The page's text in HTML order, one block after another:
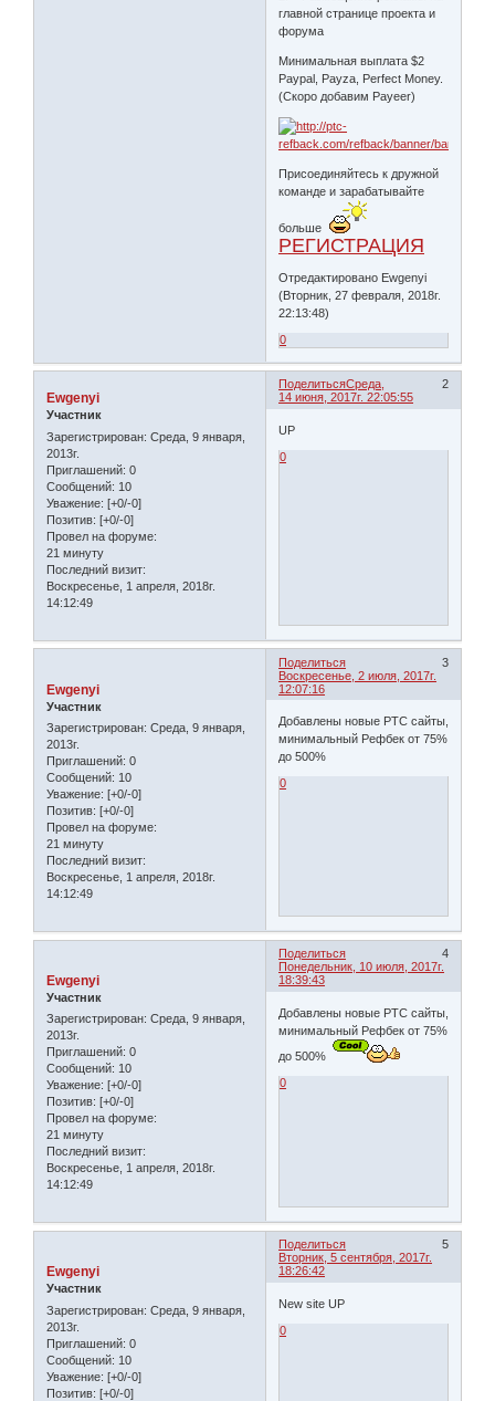
главной странице проекта и
форума
Минимальная выплата $2
Paypal, Payza, Perfect Money.
(Скоро добавим Payeer)
Присоединяйтесь к дружной
команде и зарабатывайте
больше
РЕГИСТРАЦИЯ
Отредактировано Ewgenyi
(Вторник, 27 февраля, 2018г.
22:13:48)
0
Поделиться 2
Среда,
14 июня, 2017г. 22:05:55
Ewgenyi
Участник
Зарегистрирован: Среда, 9 января,
2013г.
Приглашений: 0
Сообщений: 10
Уважение: [+0/-0]
Позитив: [+0/-0]
Провел на форуме:
21 минуту
Последний визит:
Воскресенье, 1 апреля, 2018г.
14:12:49
UP
0
Поделиться
3
Воскресенье, 2 июля, 2017г.
12:07:16
Ewgenyi
Участник
Зарегистрирован: Среда, 9 января,
2013г.
Приглашений: 0
Сообщений: 10
Уважение: [+0/-0]
Позитив: [+0/-0]
Провел на форуме:
21 минуту
Последний визит:
Воскресенье, 1 апреля, 2018г.
14:12:49
Добавлены новые PTC сайты,
минимальный Рефбек от 75%
до 500%
0
Поделиться
4
Понедельник, 10 июля, 2017г.
18:39:43
Ewgenyi
Участник
Зарегистрирован: Среда, 9 января,
2013г.
Приглашений: 0
Сообщений: 10
Уважение: [+0/-0]
Позитив: [+0/-0]
Провел на форуме:
21 минуту
Последний визит:
Воскресенье, 1 апреля, 2018г.
14:12:49
Добавлены новые PTC сайты,
минимальный Рефбек от 75%
до 500%
0
Поделиться
5
Вторник, 5 сентября, 2017г.
18:26:42
Ewgenyi
Участник
Зарегистрирован: Среда, 9 января,
2013г.
Приглашений: 0
Сообщений: 10
Уважение: [+0/-0]
Позитив: [+0/-0]
New site UP
0